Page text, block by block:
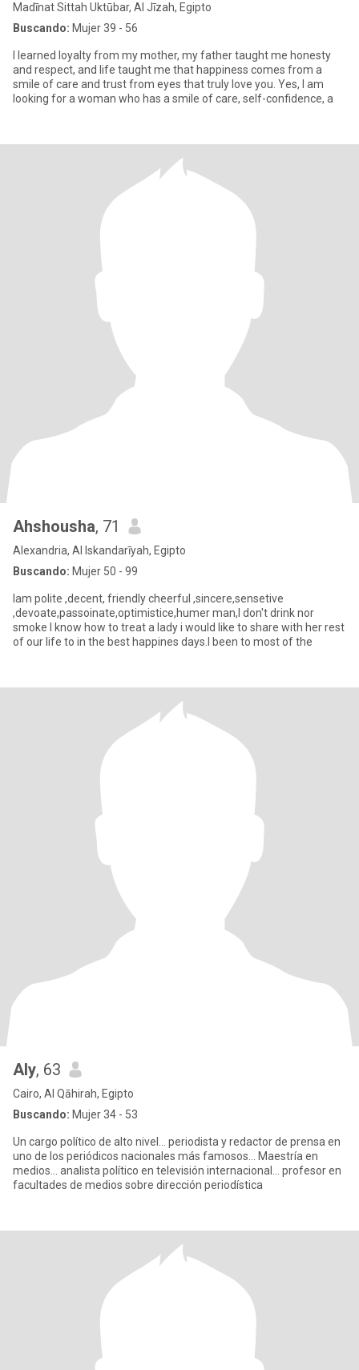
Madīnat Sittah Uktūbar, Al Jīzah, Egipto
Buscando: Mujer 39 - 56
I learned loyalty from my mother, my father taught me honesty
and respect, and life taught me that happiness comes from a
smile of care and trust from eyes that truly love you. Yes, I am
looking for a woman who has a smile of care, self-confidence, a
Ahshousha, 71
Alexandria, Al Iskandarīyah, Egipto
Buscando: Mujer 50 - 99
Iam polite ,decent, friendly cheerful ,sincere,sensetive
,devoate,passoinate,optimistice,humer man,I don't drink nor
smoke I know how to treat a lady i would like to share with her rest
of our life to in the best happines days.I been to most of the
Aly, 63
Cairo, Al Qāhirah, Egipto
Buscando: Mujer 34 - 53
Un cargo político de alto nivel... periodista y redactor de prensa en
uno de los periódicos nacionales más famosos... Maestría en
medios... analista político en televisión internacional... profesor en
facultades de medios sobre dirección periodística